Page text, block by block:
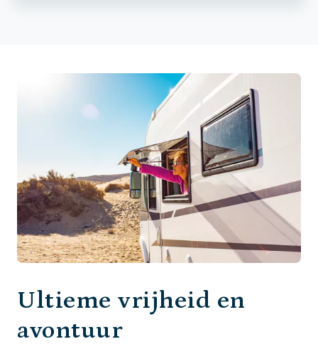
Ultieme vrijheid en
avontuur